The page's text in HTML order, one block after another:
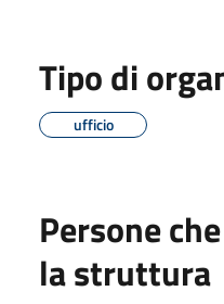
Tipo di
ufficio
Persone
la struttura